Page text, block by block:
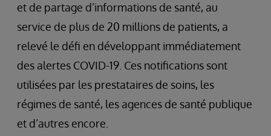
et de partage d’informations de santé, au
service de plus de 20 millions de patients, a
relevé le défi en développant immédiatement
des alertes COVID-19. Ces notifications sont
utilisées par les prestataires de soins, les
régimes de santé, les agences de santé publique
et d’autres encore.